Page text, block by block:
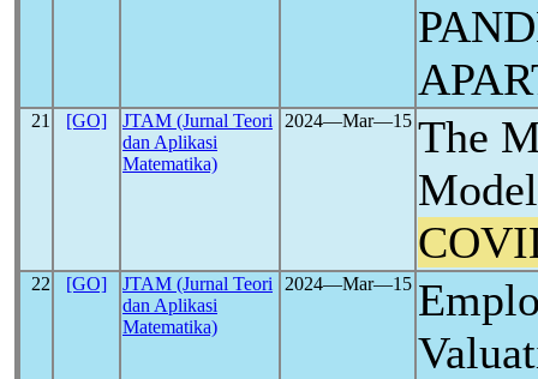
21 [GO]
JTAM (Jurnal Teori
dan Aplikasi
Matematika)
2024―Mar―15 The
22 [GO]
JTAM (Jurnal Teori
dan Aplikasi
Matematika)
2024―Mar―15